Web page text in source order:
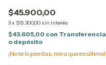
$45.900,00
3x $15.300,00 sin interés
$43.605,00 con Transferencia
o depósito
¡No te lo pierdas, mira que es último!